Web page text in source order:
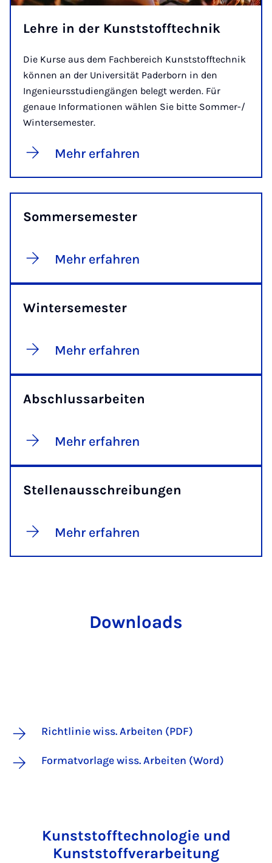
Lehre in der Kunststofftechnik
Die Kurse aus dem Fachbereich Kunststofftechnik
können an der Universität Paderborn in den
Ingenieursstudiengängen belegt werden. Für
genaue Informationen wählen Sie bitte Sommer-/
Wintersemester.
Mehr erfahren
Sommersemester
Mehr erfahren
Wintersemester
Mehr erfahren
Abschlussarbeiten
Mehr erfahren
Stellenausschreibungen
Mehr erfahren
Downloads
Richtlinie wiss. Arbeiten (PDF)
Formatvorlage wiss. Arbeiten (Word)
Kunststofftechnologie und
Kunststoffverarbeitung